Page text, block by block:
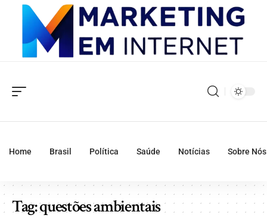
Home Brasil Política Saúde Notícias Sobre Nós
Tag:questões ambientais